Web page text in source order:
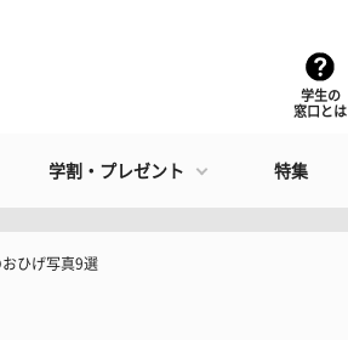
学生の
窓口とは
学割・プレゼント 特集
ひげ写真9選